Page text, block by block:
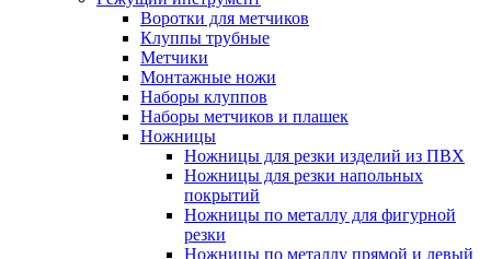
Воротки для метчиков
Клуппы трубные
Метчики
Монтажные ножи
Наборы клуппов
Наборы метчиков и плашек
Ножницы
Ножницы для резки изделий из ПВХ
Ножницы для резки напольных
покрытий
Ножницы по металлу для фигурной
резки
Ножницы по металлу прямой и левый